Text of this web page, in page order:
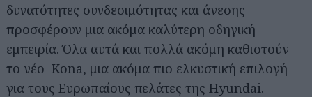
δυνατότητες συνδεσιμότητας και άνεσης
προσφέρουν μια ακόμα καλύτερη οδηγική
εμπειρία. Όλα αυτά και πολλά ακόμη καθιστούν
το νέο Kona, μια ακόμα πιο ελκυστική επιλογή
για τους Ευρωπαίους πελάτες της Hyundai.